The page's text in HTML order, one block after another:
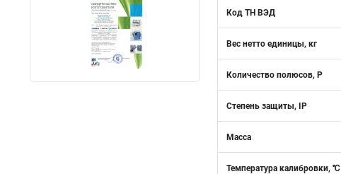
Код ТН ВЭД
Вес нетто единицы, кг
Количество полюсов, Р
Степень защиты, IP
Масса
Температура калибровки, ℃